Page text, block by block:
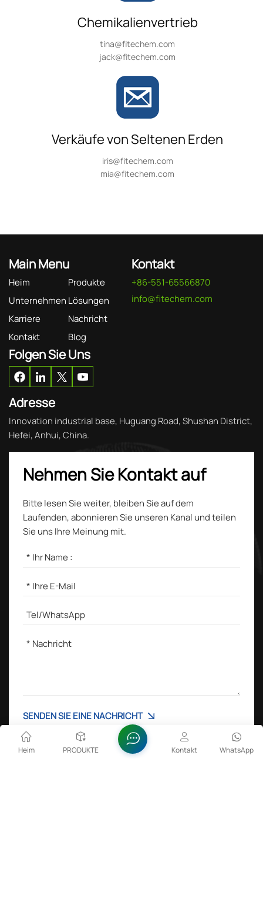
Chemikalienvertrieb
tina@fitechem.com
jack@fitechem.com
Verkäufe von Seltenen Erden
iris@fitechem.com
mia@fitechem.com
Main Menu
Heim
Produkte
Unternehmen Lösungen
Karriere
Nachricht
Kontakt
Blog
Kontakt
+86-551-65566870
info@fitechem.com
Folgen Sie Uns
Adresse
Innovation industrial base, Huguang Road, Shushan District,
Hefei, Anhui, China.
Nehmen Sie Kontakt auf
Bitte lesen Sie weiter, bleiben Sie auf dem
Laufenden, abonnieren Sie unseren Kanal und teilen
Sie uns Ihre Meinung mit.
SENDEN SIE EINE NACHRICHT
Heim PRODUKTE WhatsApp
Kontakt